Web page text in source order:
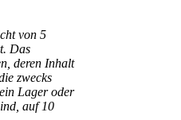
von 5
Das
deren Inhalt
zwecks
Lager oder
auf 10